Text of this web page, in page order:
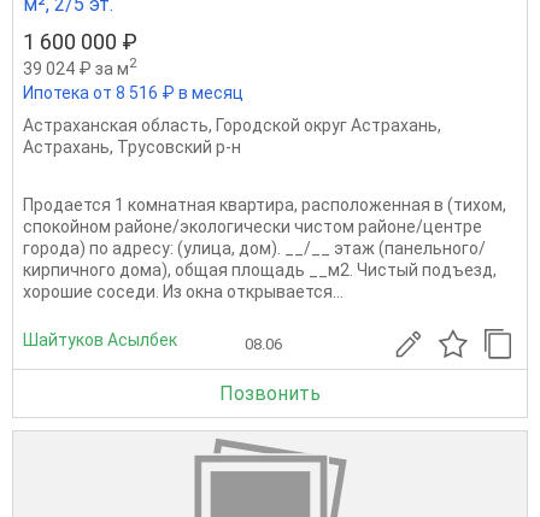
1 600 000 ₽
39 024 ₽ за м2
Ипотека от 8 516 ₽ в месяц
Астраханская область, Городской округ Астрахань,
Астрахань, Трусовский р-н
Продается 1 комнатная квартира, расположенная в (тихом,
спокойном районе/экологически чистом районе/центре
города) по адресу: (улица, дом). __/__ этаж (панельного/
кирпичного дома), общая площадь __м2. Чистый подъезд,
хорошие соседи. Из окна открывается...
Шайтуков Асылбек 08.06
Позвонить